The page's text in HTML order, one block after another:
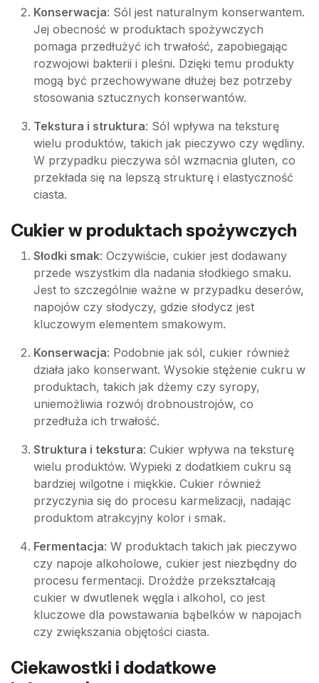
Konserwacja: Sól jest naturalnym konserwantem.
Jej obecność w produktach spożywczych
pomaga przedłużyć ich trwałość, zapobiegając
rozwojowi bakterii i pleśni. Dzięki temu produkty
mogą być przechowywane dłużej bez potrzeby
stosowania sztucznych konserwantów.
Tekstura i struktura: Sól wpływa na teksturę
wielu produktów, takich jak pieczywo czy wędliny.
W przypadku pieczywa sól wzmacnia gluten, co
przekłada się na lepszą strukturę i elastyczność
ciasta.
Cukier w produktach spożywczych
Słodki smak: Oczywiście, cukier jest dodawany
przede wszystkim dla nadania słodkiego smaku.
Jest to szczególnie ważne w przypadku deserów,
napojów czy słodyczy, gdzie słodycz jest
kluczowym elementem smakowym.
Konserwacja: Podobnie jak sól, cukier również
działa jako konserwant. Wysokie stężenie cukru w
produktach, takich jak dżemy czy syropy,
uniemożliwia rozwój drobnoustrojów, co
przedłuża ich trwałość.
Struktura i tekstura: Cukier wpływa na teksturę
wielu produktów. Wypieki z dodatkiem cukru są
bardziej wilgotne i miękkie. Cukier również
przyczynia się do procesu karmelizacji, nadając
produktom atrakcyjny kolor i smak.
Fermentacja: W produktach takich jak pieczywo
czy napoje alkoholowe, cukier jest niezbędny do
procesu fermentacji. Drożdże przekształcają
cukier w dwutlenek węgla i alkohol, co jest
kluczowe dla powstawania bąbelków w napojach
czy zwiększania objętości ciasta.
Ciekawostki i dodatkowe